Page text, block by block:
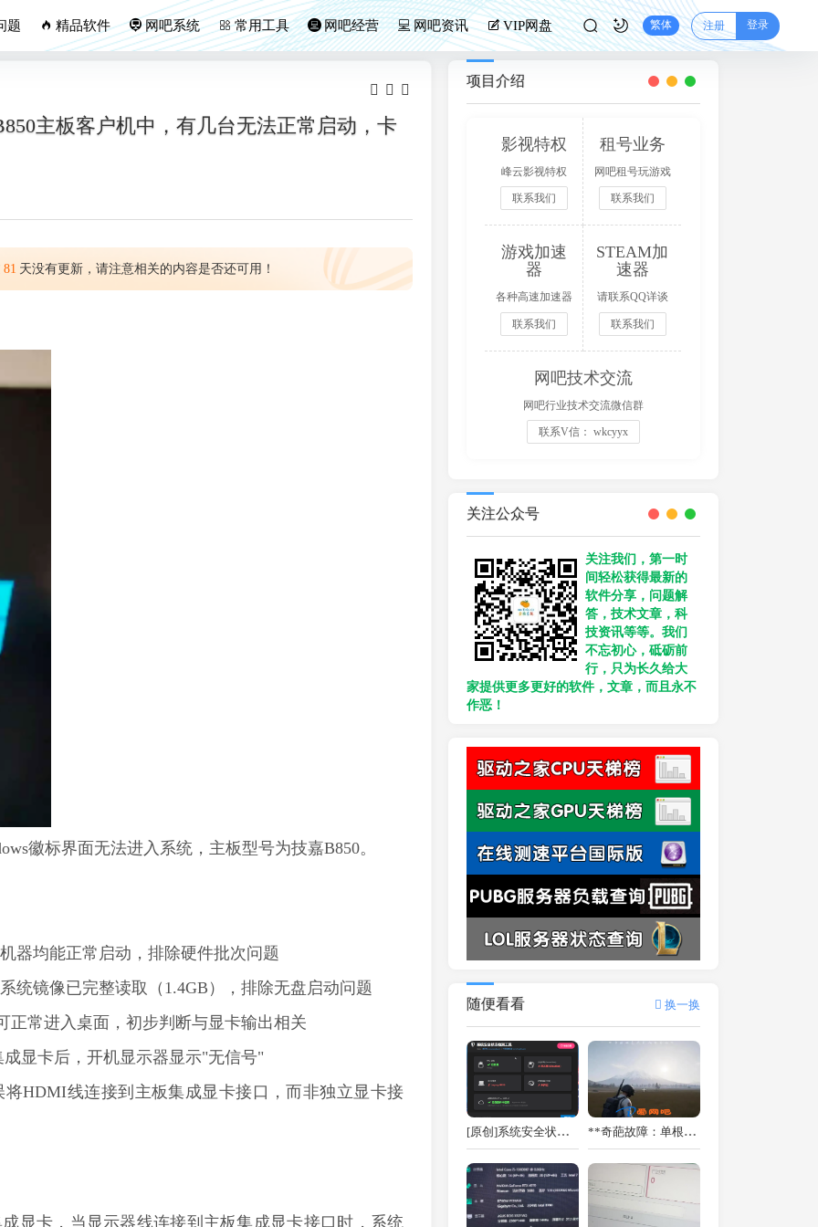
题 精品软件 网吧系统 常用工具 网吧经营 网吧资讯 VIP网盘 繁体 注册 登录
主板客户机中，有几台无法正常启动，卡
81 天没有更新，请注意相关的内容是否还可用！
徽标界面无法进入系统，主板型号为技嘉B850。
器均能正常启动，排除硬件批次问题
统镜像已完整读取（1.4GB），排除无盘启动问题
正常进入桌面，初步判断与显卡输出相关
显卡后，开机显示器显示"无信号"
HDMI线连接到主板集成显卡接口，而非独立显卡接
显卡，当显示器线连接到主板集成显卡接口时，系统
项目介绍
影视特权
峰云影视特权
联系我们
租号业务
网吧租号玩游戏
分成
联系我们
游戏加速
器
各种高速加速器
联系我们
STEAM加
速器
请联系QQ详谈
联系我们
网吧技术交流
网吧行业技术交流微信群
联系V信： wkcyyx
关注公众号
关注我们，第一时
间轻松获得最新的
软件分享，问题解
答，技术文章，科
技资讯等等。我们
不忘初心，砥砺前
行，只为长久给大
家提供更多更好的软件，文章，而且永不
作恶！
随便看看 换一换
[原创]系统安全状态检测工具 v1.0 - 精准检测 TPM / UEFI / 安全启动 / 虚拟化 [原创首发] **奇葩故障：单根32GB内存导致《绝地求生》随机卡顿**